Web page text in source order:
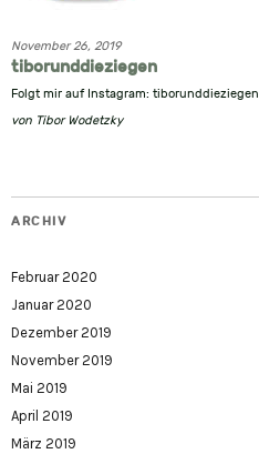
November 26, 2019
tiborunddieziegen
Folgt mir auf Instagram: tiborunddieziegen
von Tibor Wodetzky
ARCHIV
Februar 2020
Januar 2020
Dezember 2019
November 2019
Mai 2019
April 2019
März 2019